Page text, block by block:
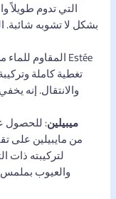
التي تدوم
بشكل لا تشوبه شائبة.
ميبيلين: للحصول
لتركيبته ذات
والعيوب بملمس